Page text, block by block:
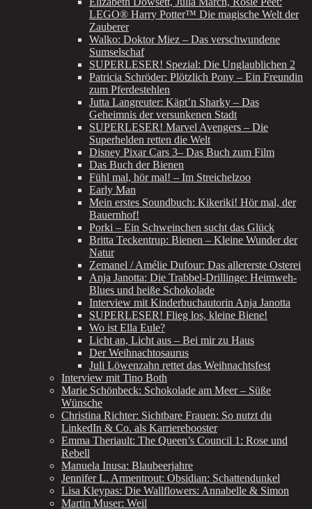
LEGO® Harry Potter™ Die magische Welt der
Zauberer
Walko: Doktor Miez – Das verschwundene
Sumselschaf
SUPERLESER! Spezial: Die Unglaublichen 2
Patricia Schröder: Plötzlich Pony – Ein Freundin
zum Pferdestehlen
Jutta Langreuter: Käpt’n Sharky – Das
Geheimnis der versunkenen Stadt
SUPERLESER! Marvel Avengers – Die
Superhelden retten die Welt
Disney Pixar Cars 3– Das Buch zum Film
Das Buch der Bienen
Fühl mal, hör mal! – Im Streichelzoo
Early Man
Mein erstes Soundbuch: Kikeriki! Hör mal, der
Bauernhof!
Porki – Ein Schweinchen sucht das Glück
Britta Teckentrup: Bienen – Kleine Wunder der
Natur
Zemanel / Amélie Dufour: Das allererste Osterei
Anja Janotta: Die Trabbel-Drillinge: Heimweh-
Blues und heiße Schokolade
Interview mit Kinderbuchautorin Anja Janotta
SUPERLESER! Flieg los, kleine Biene!
Wo ist Ella Eule?
Licht an, Licht aus – Bei mir zu Haus
Der Weihnachtosaurus
Juli Löwenzahn rettet das Weihnachtsfest
Interview mit Tino Both
Marie Schönbeck: Schokolade am Meer – Süße
Wünsche
Christina Richter: Sichtbare Frauen: So nutzt du
LinkedIn & Co. als Karrierebooster
Emma Theriault: The Queen’s Council 1: Rose und
Rebell
Manuela Inusa: Blaubeerjahre
Jennifer L. Armentrout: Obsidian: Schattendunkel
Lisa Kleypas: Die Wallflowers: Annabelle & Simon
Martin Muser: Weil